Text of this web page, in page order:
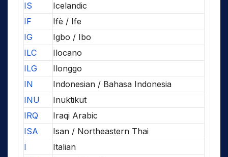
IS
Icelandic
IF
Ifè / Ife
IG
Igbo / Ibo
ILC
Ilocano
ILG
Ilonggo
IN
Indonesian / Bahasa Indonesia
INU
Inuktikut
IRQ
Iraqi Arabic
ISA
Isan / Northeastern Thai
I
Italian